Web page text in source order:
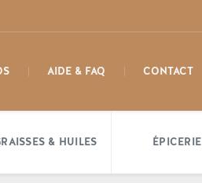
AIDE & FAQ CONTACT
& HUILES ÉPICERIE